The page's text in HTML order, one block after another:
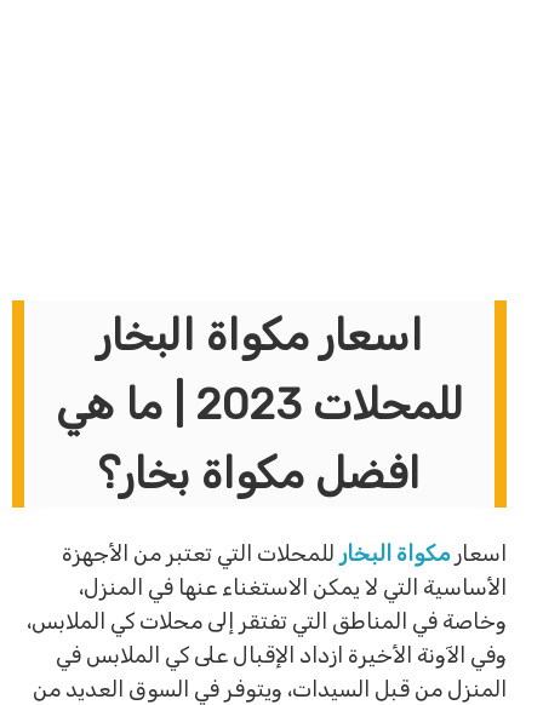
اسعار مكواة البخار
للمحلات 2023 | ما هي
افضل مكواة بخار؟
اسعارمكواة البخارللمحلات التي تعتبر من الأجهزة
الأساسية التي لا يمكن الاستغناء عنها في المنزل،
وخاصة في المناطق التي تفتقر إلى محلات كي الملابس،
وفي الآونة الأخيرة ازداد الإقبال على كي الملابس في
المنزل من قبل السيدات، ويتوفر في السوق العديد من